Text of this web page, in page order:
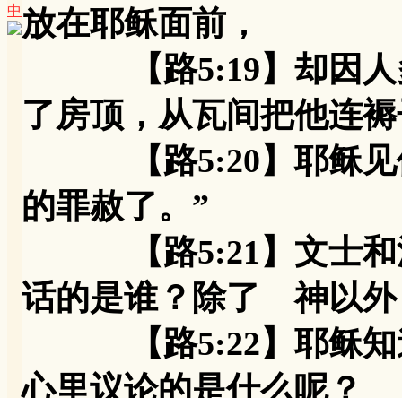
中 放在耶稣面前，
【路5:19】却因人多
了房顶，从瓦间把他连
【路5:20】耶稣见他
的罪赦了。”
【路5:21】文士和法
话的是谁？除了 神以外
【路5:22】耶稣知道
心里议论的是什么呢？